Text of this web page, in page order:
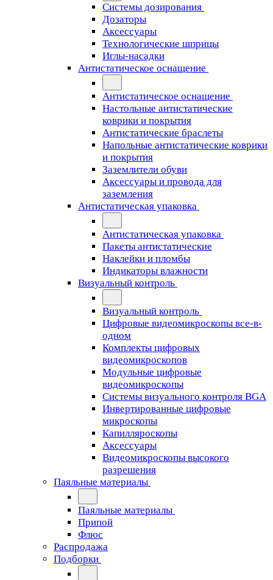
Системы дозирования
Дозаторы
Аксессуары
Технологические шприцы
Иглы-насадки
Антистатическое оснащение
Антистатическое оснащение
Настольные антистатические
коврики и покрытия
Антистатические браслеты
Напольные антистатические коврики
и покрытия
Заземлители обуви
Аксессуары и провода для
заземления
Антистатическая упаковка
Антистатическая упаковка
Пакеты антистатические
Наклейки и пломбы
Индикаторы влажности
Визуальный контроль
Визуальный контроль
Цифровые видеомикроскопы все-в-
одном
Комплекты цифровых
видеомикроскопов
Модульные цифровые
видеомикроскопы
Cистемы визуального контроля BGA
Инвертированные цифровые
микроскопы
Капилляроскопы
Аксессуары
Видеомикроскопы высокого
разрешения
Паяльные материалы
Паяльные материалы
Припой
Флюс
Распродажа
Подборки